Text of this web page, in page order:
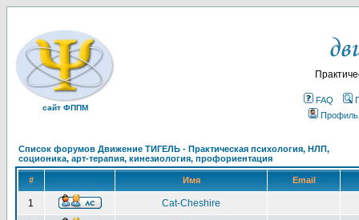
сайт ФППМ
FAQ
Профиль
Список форумов Движение ТИГЕЛЬ - Практическая психология, НЛП,
соционика, арт-терапия, кинезиология, профориентация
# Имя Email
1 Cat-Cheshire